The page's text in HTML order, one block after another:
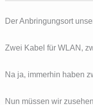
Der Anbringungsort
Zwei Kabel für WLAN,
Na ja, immerhin haben
Nun müssen wir